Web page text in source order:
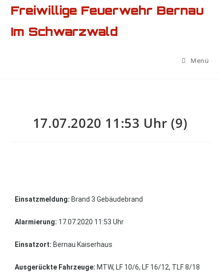
Freiwillige Feuerwehr Bernau
Im Schwarzwald
Menü
17.07.2020 11:53 Uhr (9)
Einsatzmeldung: Brand 3 Gebäudebrand
Alarmierung: 17.07.2020 11:53 Uhr
Einsatzort: Bernau Kaiserhaus
Ausgerückte Fahrzeuge: MTW, LF 10/6, LF 16/12, TLF 8/18